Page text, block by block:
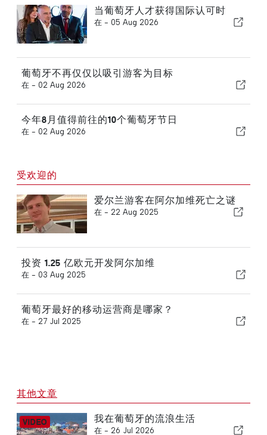
当葡萄牙人才获得国际认可时
在 - 05 Aug 2026
葡萄牙不再仅仅以吸引游客为目标
在 - 02 Aug 2026
今年8月值得前往的10个葡萄牙节日
在 - 02 Aug 2026
受欢迎的
爱尔兰游客在阿尔加维死亡之谜
在 - 22 Aug 2025
投资 1.25 亿欧元开发阿尔加维
在 - 03 Aug 2025
葡萄牙最好的移动运营商是哪家？
在 - 27 Jul 2025
其他文章
我在葡萄牙的流浪生活
在 - 26 Jul 2026